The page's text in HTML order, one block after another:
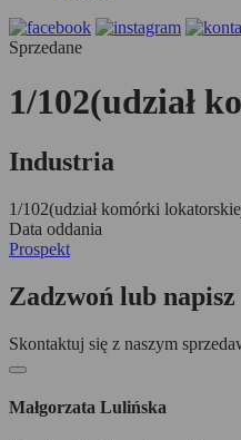
Sprzedane
1/102(udział
Industria
1/102(udział komórki
Data oddania
Prospekt
Zadzwoń lub napisz
Skontaktuj się z naszym
Małgorzata Lulińska